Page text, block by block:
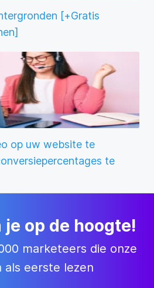
[+Gratis
op uw website te
te
je op de hoogte!
marketeers die onze
als eerste lezen